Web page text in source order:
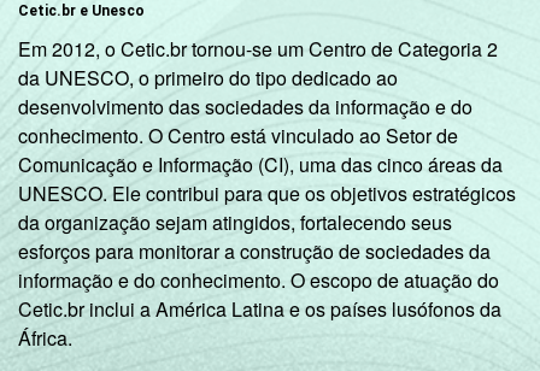
Cetic.br e Unesco
Em 2012, o Cetic.br tornou-se um Centro de Categoria 2
da UNESCO, o primeiro do tipo dedicado ao
desenvolvimento das sociedades da informação e do
conhecimento. O Centro está vinculado ao Setor de
Comunicação e Informação (CI), uma das cinco áreas da
UNESCO. Ele contribui para que os objetivos estratégicos
da organização sejam atingidos, fortalecendo seus
esforços para monitorar a construção de sociedades da
informação e do conhecimento. O escopo de atuação do
Cetic.br inclui a América Latina e os países lusófonos da
África.